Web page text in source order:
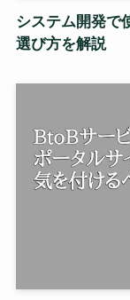
システム開発で
選び方を解説